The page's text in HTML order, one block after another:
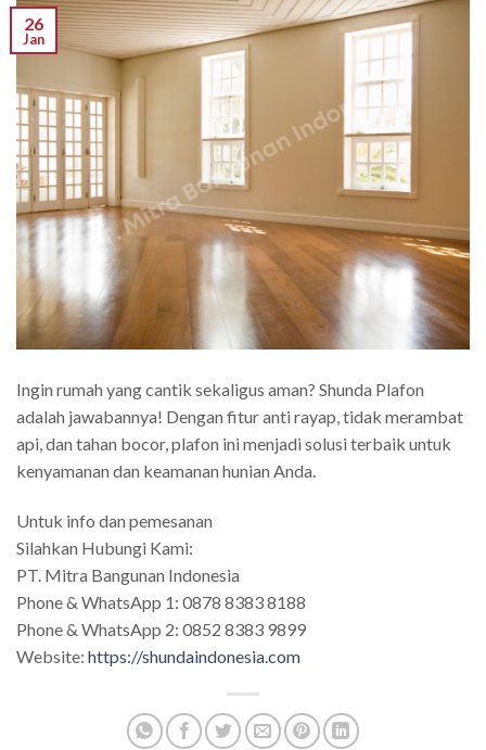
26
Jan
Ingin rumah yang cantik sekaligus aman? Shunda Plafon
adalah jawabannya! Dengan fitur anti rayap, tidak merambat
api, dan tahan bocor, plafon ini menjadi solusi terbaik untuk
kenyamanan dan keamanan hunian Anda.
Untuk info dan pemesanan
Silahkan Hubungi Kami:
PT. Mitra Bangunan Indonesia
Phone & WhatsApp 1: 0878 8383 8188
Phone & WhatsApp 2: 0852 8383 9899
Website: https://shundaindonesia.com